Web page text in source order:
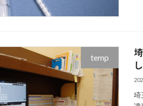
temp
埼